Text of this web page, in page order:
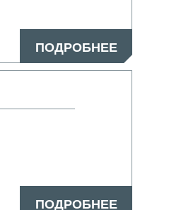
ПОДРОБНЕЕ
ПОДРОБНЕЕ